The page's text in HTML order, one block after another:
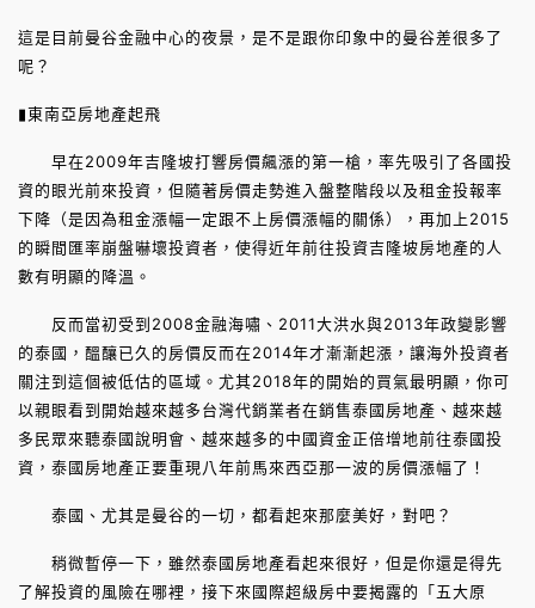
這是目前曼谷金融中心的夜景，是不是跟你印象中的曼谷差很多了
呢？
▮東南亞房地產起飛
早在2009年吉隆坡打響房價飆漲的第一槍，率先吸引了各國投
資的眼光前來投資，但隨著房價走勢進入盤整階段以及租金投報率
下降（是因為租金漲幅一定跟不上房價漲幅的關係），再加上2015
的瞬間匯率崩盤嚇壞投資者，使得近年前往投資吉隆坡房地產的人
數有明顯的降溫。
反而當初受到2008金融海嘯、2011大洪水與2013年政變影響
的泰國，醞釀已久的房價反而在2014年才漸漸起漲，讓海外投資者
關注到這個被低估的區域。尤其2018年的開始的買氣最明顯，你可
以親眼看到開始越來越多台灣代銷業者在銷售泰國房地產、越來越
多民眾來聽泰國說明會、越來越多的中國資金正倍增地前往泰國投
資，泰國房地產正要重現八年前馬來西亞那一波的房價漲幅了！
泰國、尤其是曼谷的一切，都看起來那麼美好，對吧？
稍微暫停一下，雖然泰國房地產看起來很好，但是你還是得先
了解投資的風險在哪裡，接下來國際超級房中要揭露的「五大原